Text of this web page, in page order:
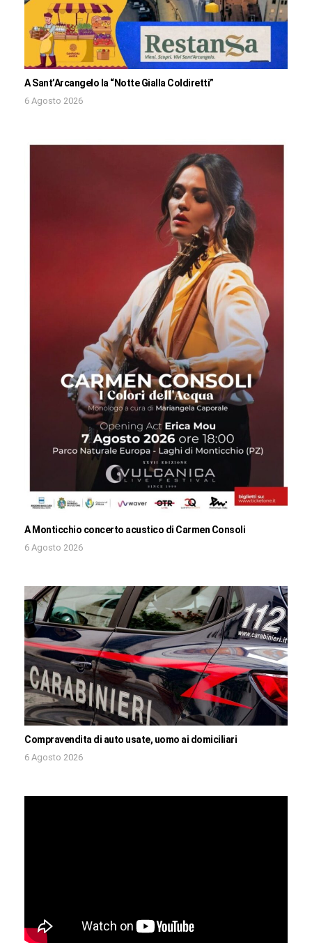
A Sant’Arcangelo la “Notte Gialla Coldiretti”
6 Agosto 2026
A Monticchio concerto acustico di Carmen Consoli
6 Agosto 2026
Compravendita di auto usate, uomo ai domiciliari
6 Agosto 2026